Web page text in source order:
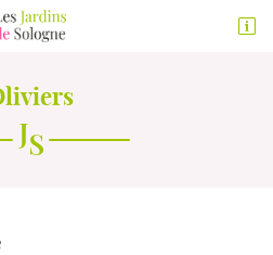

aux numéro suivant :